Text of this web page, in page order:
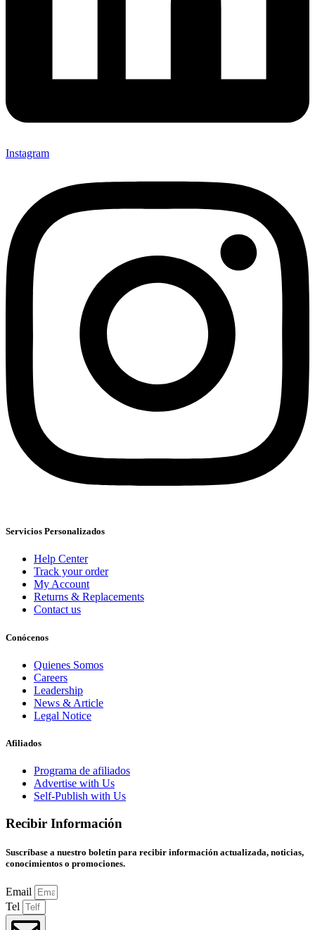
Instagram
Servicios Personalizados
Help Center
Track your order
My Account
Returns & Replacements
Contact us
Conócenos
Quienes Somos
Careers
Leadership
News & Article
Legal Notice
Afiliados
Programa de afiliados
Advertise with Us
Self-Publish with Us
Recibir Información
Suscríbase a nuestro boletín para recibir información actualizada, noticias,
conocimientos o promociones.
Email
Tel